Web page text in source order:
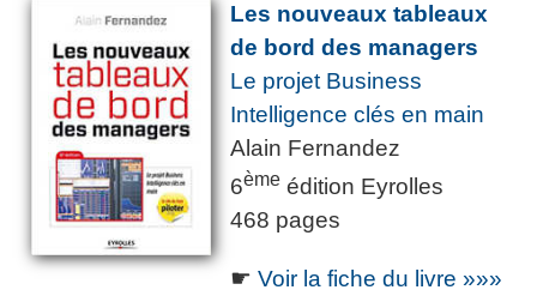
Les nouveaux tableaux
de bord des managers
Le projet Business
Intelligence clés en main
Alain Fernandez
6ème édition Eyrolles
468 pages
☛ Voir la fiche du livre »»»